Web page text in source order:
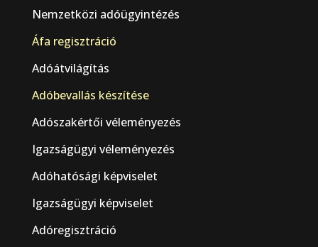
Nemzetközi adóügyintézés
Áfa regisztráció
Adóátvilágítás
Adóbevallás készítése
Adószakértői véleményezés
Igazságügyi véleményezés
Adóhatósági képviselet
Igazságügyi képviselet
Adóregisztráció